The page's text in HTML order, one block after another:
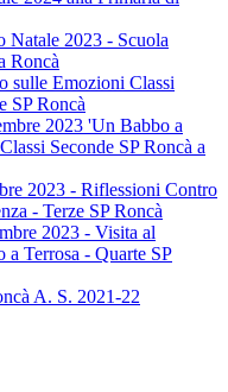
Natale 2023 - Scuola
Roncà
sulle Emozioni Classi
SP Roncà
2023 'Un Babbo a
Seconde SP Roncà a
2023 - Riflessioni Contro
- Terze SP Roncà
2023 - Visita al
a Terrosa - Quarte SP
A. S. 2021-22